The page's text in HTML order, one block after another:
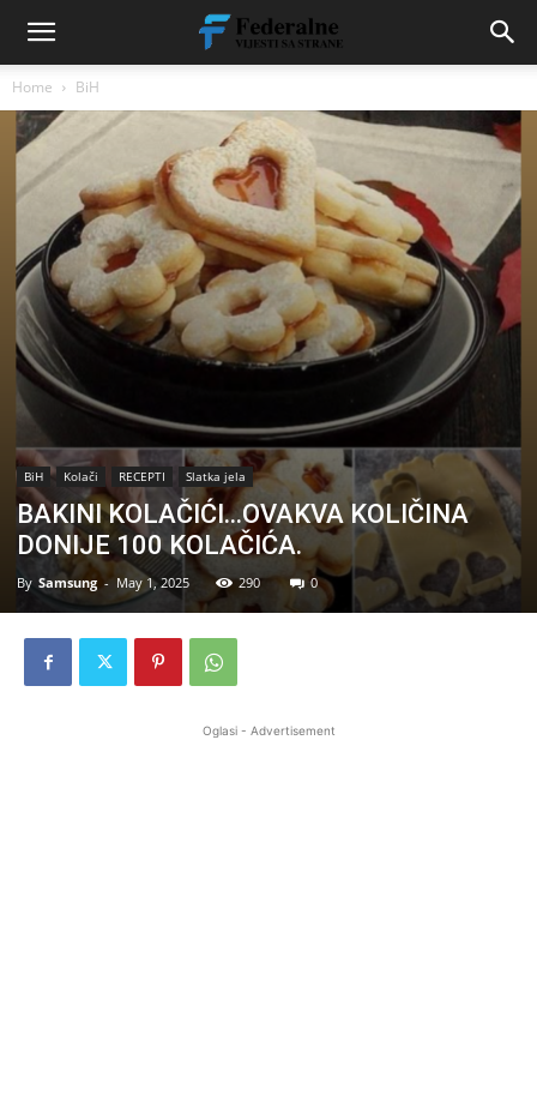
Home BiH
BiH Kolači RECEPTI Slatka jela
BAKINI KOLAČIĆI…OVAKVA KOLIČINA
DONIJE 100 KOLAČIĆA.
By Samsung - May 1, 2025 290 0
Oglasi - Advertisement